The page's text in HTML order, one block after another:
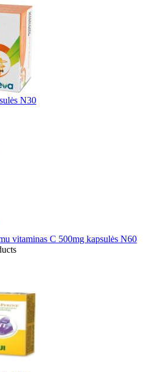
N30
vitaminas C 500mg kapsulės N60